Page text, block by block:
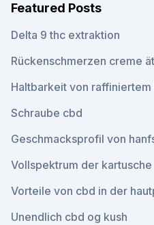
Featured Posts
Delta 9 thc extraktion
Rückenschmerzen creme
Haltbarkeit von raffiniertem
Schraube cbd
Geschmacksprofil von
Vollspektrum der kartusche
Vorteile von cbd in der
Unendlich cbd og kush